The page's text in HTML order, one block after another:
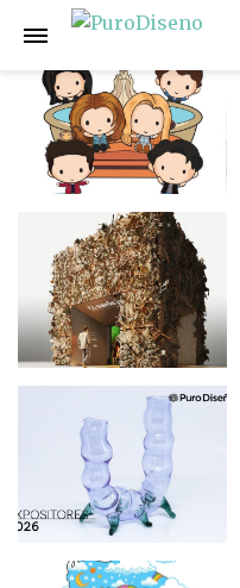
Anterior Siguiente